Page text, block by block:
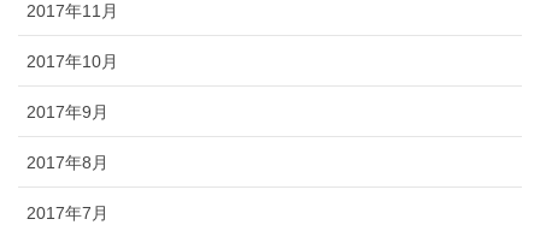
2017年11月
2017年10月
2017年9月
2017年8月
2017年7月